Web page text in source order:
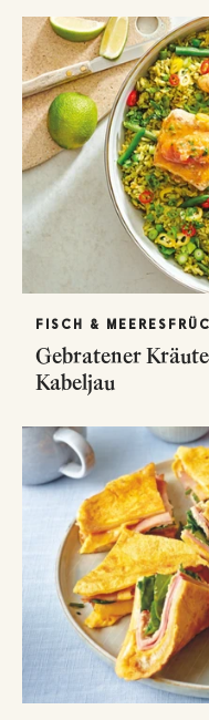
FISCH &
Gebratener
Kabeljau